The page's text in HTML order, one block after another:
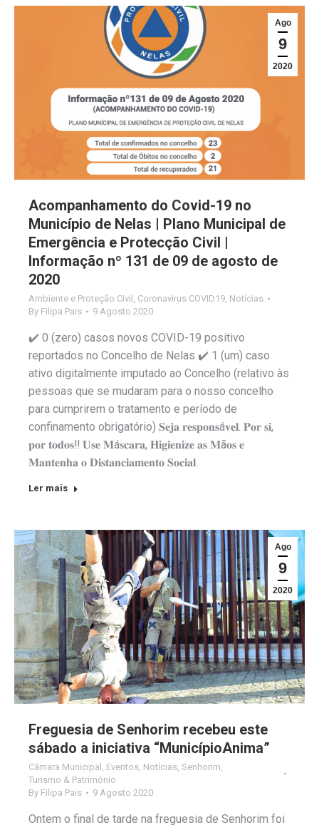
Ago
9
2020
Acompanhamento do Covid-19 no
Município de Nelas | Plano Municipal de
Emergência e Protecção Civil |
Informação nº 131 de 09 de agosto de
2020
Ambiente e Proteção Civil , Coronavirus COVID19, Notícias
By Filipa Pais 9 Agosto 2020
✔️ 0 (zero) casos novos COVID-19 positivo
reportados no Concelho de Nelas ✔️ 1 (um) caso
ativo digitalmente imputado ao Concelho (relativo às
pessoas que se mudaram para o nosso concelho
para cumprirem o tratamento e período de
confinamento obrigatório) 𝐒𝐞𝐣𝐚 𝐫𝐞𝐬𝐩𝐨𝐧𝐬á𝐯𝐞𝐥. 𝐏𝐨𝐫 𝐬𝐢,
𝐩𝐨𝐫 𝐭𝐨𝐝𝐨𝐬‼️ 𝐔𝐬𝐞 𝐌á𝐬𝐜𝐚𝐫𝐚, 𝐇𝐢𝐠𝐢𝐞𝐧𝐢𝐳𝐞 𝐚𝐬 𝐌ã𝐨𝐬 𝐞
𝐌𝐚𝐧𝐭𝐞𝐧𝐡𝐚 𝐨 𝐃𝐢𝐬𝐭𝐚𝐧𝐜𝐢𝐚𝐦𝐞𝐧𝐭𝐨 𝐒𝐨𝐜𝐢𝐚𝐥.
Ler mais
Ago
9
2020
Freguesia de Senhorim recebeu este
sábado a iniciativa “MunicípioAnima”
Câmara Municipal , Eventos, Notícias, Senhorim,
Turismo & Património
By Filipa Pais 9 Agosto 2020
Ontem o final de tarde na freguesia de Senhorim foi